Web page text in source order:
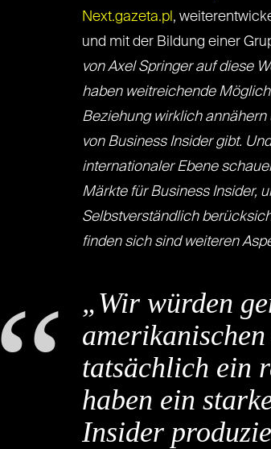
Next.gazeta.pl ,
und mit der Bildung einer
von Axel Springer auf diese
haben weitreichende
Beziehung wirklich annähern
von Business Insider gibt.
internationaler Ebene
Märkte für Business Insider,
Selbstverständlich
finden sich sind weiteren
„Wir würden
tatsächlich ein
haben ein
Insider